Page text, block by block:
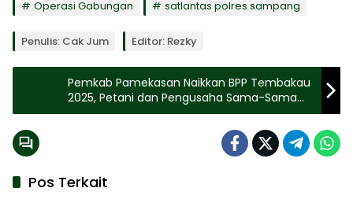
Operasi Gabungan
satlantas polres sampang
Penulis: Cak Jum Editor: Rezky
Pemkab Pamekasan Naikkan BPP Tembakau
2025, Petani dan Pengusaha Sama-Sama
Diuntungkan
Pos Terkait